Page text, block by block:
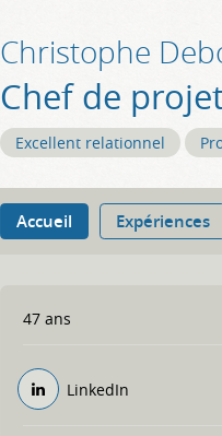
Christophe
Chef de
Excellent relationnel
Accueil Expériences
47 ans
LinkedIn